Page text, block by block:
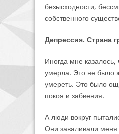
безысходности,
собственного
Депрессия. Страна
Иногда мне казалось,
умерла. Это не было
умереть. Это было
покоя и забвения.
А люди вокруг
Они заваливали